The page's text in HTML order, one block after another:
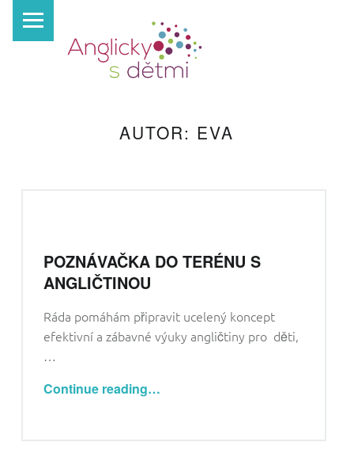
I
C
Ě
M
I
AUTOR: EVA
POZNÁVAČKA DO TERÉNU S
ANGLIČTINOU
Ráda pomáhám připravit ucelený koncept
efektivní a zábavné výuky angličtiny pro děti,
…
Continue reading…